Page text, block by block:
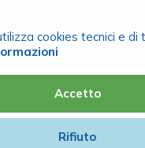
Cassa Mutua del Banco
|Cookie Policy
Powered by
cookies tecnici e di
Accetto
Rifiuto